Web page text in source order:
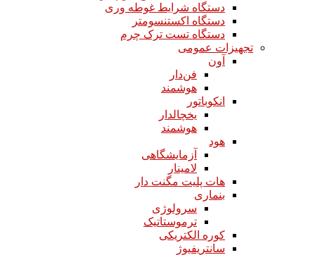
دستگاه شرایط غوطه وری
دستگاه اکستنسومتر
دستگاه تست ترک چرم
تجهیزات عمومی
آون
فن‌دار
هوشمند
انکوباتور
یخچالدار
هوشمند
هود
آزمایشگاهی
لامینار​​​​​​​
هات پلیت مگنت دار​​​​​​​
بنماری
سرولوژی
ترموستاتیک
کوره الکتریکی
سانتریفیوژ